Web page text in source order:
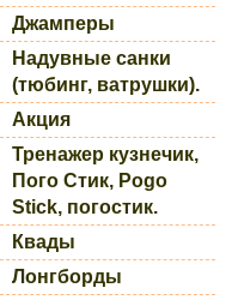
Джамперы
Надувные санки
(тюбинг, ватрушки).
Акция
Тренажер кузнечик,
Пого Стик, Pogo
Stick, погостик.
Квады
Лонгборды